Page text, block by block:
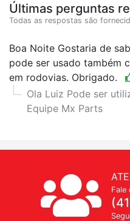
Últimas perguntas
Todas as respostas são
Boa Noite Gostaria de
pode ser usado também
em rodovias. Obrigado.
Ola Luiz Pode ser
Equipe Mx Parts
Fale